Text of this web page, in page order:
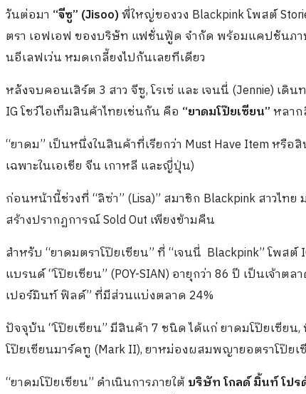
วันต่อมา “จีซู” (Jisoo)พี่ใหญ่ของวง Blackpink โพสต์
ตรา เอฟเอฟ ของบริษัท แฟชั่นฟู้ด จำกัด พร้อมแคปชันภาษ
นอีเลฟเว่น หมดเกลี้ยงไปกันเลยทีเดียว
หลังจบคอนเสิร์ต 3 สาว จีซู, โรเซ่ และ เจนนี่ (Jennie) เดิ
IG โชว์ไอเท็มสินค้าไทยเช่นกัน คือ “ยาดมโป๊ยเซียน”หลา
“ยาดม” เป็นหนึ่งในสินค้าที่เรียกว่า Must Have Item หรือ
เฉพาะในเอเชีย จีน เกาหลี และญี่ปุ่น)
ก่อนหน้านี้ช่วงที่ “ลิซ่า” (Lisa)” สมาชิก Blackpink สาวไท
สร้างปรากฏการณ์ Sold Out เพียงข้ามคืน
สำหรับ “ยาดมตราโป๊ยเซียน” ที่ “เจนนี่ Blackpink” โพ
แบรนด์ “โป๊ยเซียน” (POY-SIAN) อายุกว่า 86 ปี เป็นเจ้
เปอร์มินท์ ฟิลด์” ที่มีส่วนแบ่งตลาด 24%
ปัจจุบัน “โป๊ยเซียน” มีสินค้า 7 ชนิด ได้แก่ ยาดมโป๊ยเซียน
โป๊ยเซียนมาร์คทู (Mark II), ยาหม่องผสมพญายอตราโป๊ยเ
“ยาดมโป๊ยเซียน” ดำเนินการภายใต้ บริษัท โกลด์ มิ้นท์ โปร